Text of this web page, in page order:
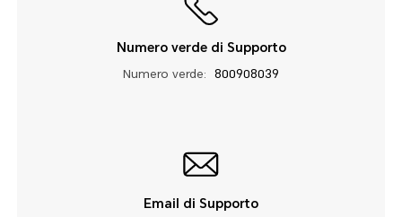
Numero verde di Supporto
Numero verde: 800908039
Email di Supporto